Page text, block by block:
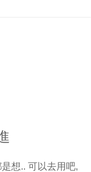
想.. 可以去用吧,